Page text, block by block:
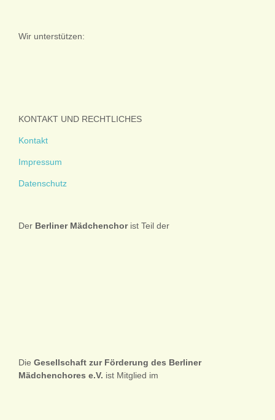
Wir unterstützen:
KONTAKT UND RECHTLICHES
Kontakt
Impressum
Datenschutz
Der Berliner Mädchenchorist Teil der
Die Gesellschaft zur Förderung des Berliner
Mädchenchores e.V. ist Mitglied im